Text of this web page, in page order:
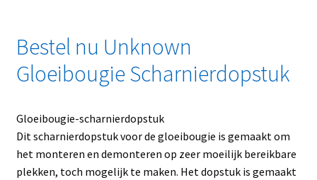
Bestel nu Unknown
Gloeibougie Scharnierdopstuk
Gloeibougie-scharnierdopstuk
Dit scharnierdopstuk voor de gloeibougie is gemaakt om
het monteren en demonteren op zeer moeilijk bereikbare
plekken, toch mogelijk te maken. Het dopstuk is gemaakt